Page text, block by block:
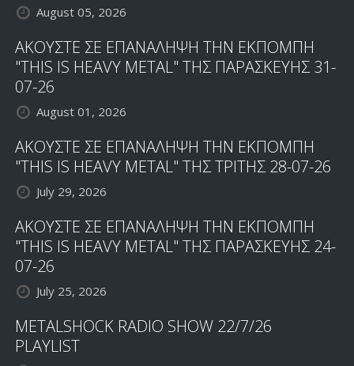
August 05, 2026
ΑΚΟΥΣΤΕ ΣΕ ΕΠΑΝΑΛΗΨΗ ΤΗΝ ΕΚΠΟΜΠΗ
"THIS IS HEAVY METAL" ΤΗΣ ΠΑΡΑΣΚΕΥΗΣ 31-
07-26
August 01, 2026
ΑΚΟΥΣΤΕ ΣΕ ΕΠΑΝΑΛΗΨΗ ΤΗΝ ΕΚΠΟΜΠΗ
"THIS IS HEAVY METAL" ΤΗΣ ΤΡΙΤΗΣ 28-07-26
July 29, 2026
ΑΚΟΥΣΤΕ ΣΕ ΕΠΑΝΑΛΗΨΗ ΤΗΝ ΕΚΠΟΜΠΗ
"THIS IS HEAVY METAL" ΤΗΣ ΠΑΡΑΣΚΕΥΗΣ 24-
07-26
July 25, 2026
METALSHOCK RADIO SHOW 22/7/26
PLAYLIST